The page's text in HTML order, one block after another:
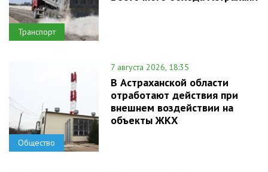
Транспорт
Общество
7 августа 2026, 18:35
В Астраханской области
отработают действия при
внешнем воздействии на
объекты ЖКХ